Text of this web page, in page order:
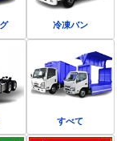
冷凍バン
すべて